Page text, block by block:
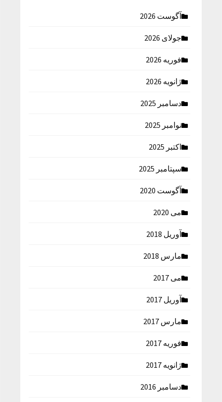
آگوست 2026
جولای 2026
فوریه 2026
ژانویه 2026
دسامبر 2025
نوامبر 2025
اکتبر 2025
سپتامبر 2025
آگوست 2020
می 2020
آوریل 2018
مارس 2018
می 2017
آوریل 2017
مارس 2017
فوریه 2017
ژانویه 2017
دسامبر 2016